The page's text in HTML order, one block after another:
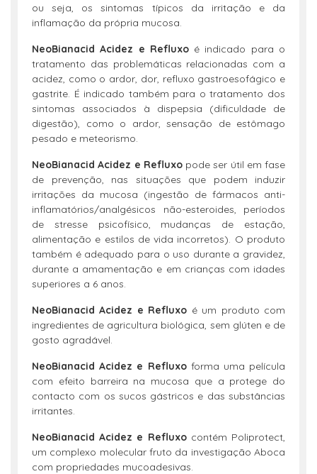
ou seja, os sintomas típicos da irritação e da
inflamação da própria mucosa.
NeoBianacid Acidez e Refluxoé indicado para o
tratamento das problemáticas relacionadas com a
acidez, como o ardor, dor, refluxo gastroesofágico e
gastrite. É indicado também para o tratamento dos
sintomas associados à dispepsia (dificuldade de
digestão), como o ardor, sensação de estômago
pesado e meteorismo.
NeoBianacid Acidez e Refluxopode ser útil em fase
de prevenção, nas situações que podem induzir
irritações da mucosa (ingestão de fármacos anti-
inflamatórios/analgésicos não-esteroides, períodos
de stresse psicofísico, mudanças de estação,
alimentação e estilos de vida incorretos). O produto
também é adequado para o uso durante a gravidez,
durante a amamentação e em crianças com idades
superiores a 6 anos.
NeoBianacid Acidez e Refluxo é um produto com
ingredientes de agricultura biológica, sem glúten e de
gosto agradável.
NeoBianacid Acidez e Refluxoforma uma película
com efeito barreira na mucosa que a protege do
contacto com os sucos gástricos e das substâncias
irritantes.
NeoBianacid Acidez e Refluxocontém Poliprotect,
um complexo molecular fruto da investigação Aboca
com propriedades mucoadesivas.